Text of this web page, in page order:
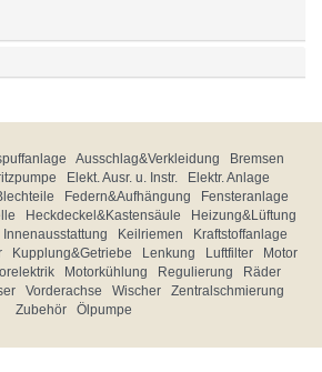
Ausschlag&Verkleidung
Bremsen
Elekt. Ausr. u. Instr.
Elektr. Anlage
Federn&Aufhängung
Fensteranlage
Heckdeckel&Kastensäule
Heizung&Lüftung
Innenausstattung Keilriemen
Kraftstoffanlage
Kupplung&Getriebe Lenkung Luftfilter
Motor
Motorkühlung Regulierung
Räder
Vorderachse Wischer
Zentralschmierung
Zubehör
Ölpumpe